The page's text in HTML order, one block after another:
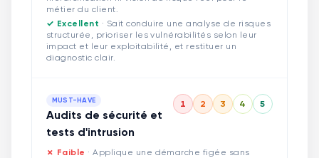
métier du client.
✓ Excellent · Sait conduire une analyse de risques
structurée, prioriser les vulnérabilités selon leur
impact et leur exploitabilité, et restituer un
diagnostic clair.
MUST-HAVE
Audits de sécurité et
tests d'intrusion
1 2 3 4 5
✗ Faible ·Applique une démarche figée sans